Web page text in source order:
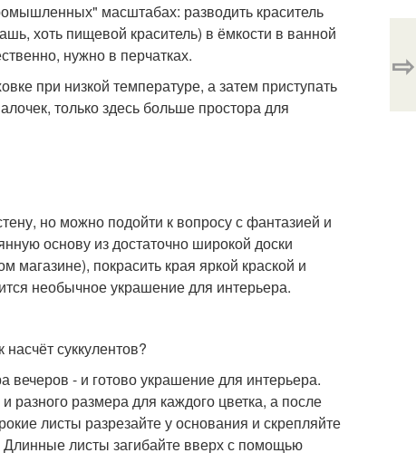
масштабах: разводить краситель
хоть пищевой краситель) в ёмкости в ванной
нужно в перчатках.
при низкой температуре, а затем приступать
только здесь больше простора для
но можно подойти к вопросу с фантазией и
основу из достаточно широкой доски
магазине), покрасить края яркой краской и
необычное украшение для интерьера.
суккулентов?
- и готово украшение для интерьера.
размера для каждого цветка, а после
листы разрезайте у основания и скрепляйте
листы загибайте вверх с помощью
⇨